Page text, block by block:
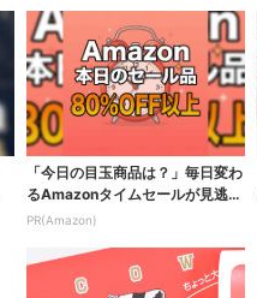
「今日の目玉商品は？」毎日変わ
るAmazonタイムセールが見逃せ
ない
PR(Amazon)